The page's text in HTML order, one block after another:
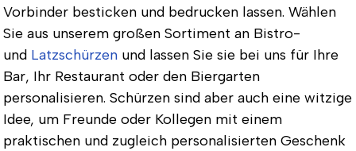
Vorbinder besticken und bedrucken lassen. Wählen
Sie aus unserem großen Sortiment an Bistro-
und Latzschürzen und lassen Sie sie bei uns für Ihre
Bar, Ihr Restaurant oder den Biergarten
personalisieren. Schürzen sind aber auch eine witzige
Idee, um Freunde oder Kollegen mit einem
praktischen und zugleich personalisierten Geschenk